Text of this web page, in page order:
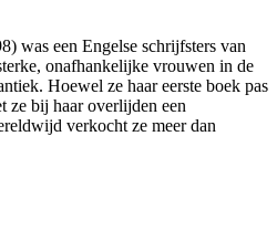
was een Engelse schrijfsters van
onafhankelijke vrouwen in de
Hoewel ze haar eerste boek pas
ze bij haar overlijden een
verkocht ze meer dan